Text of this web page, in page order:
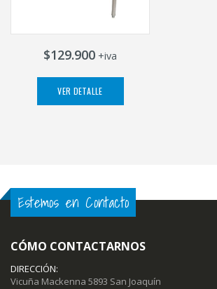
$129.900 +iva
VER DETALLE
Estemos en Contacto
CÓMO CONTACTARNOS
DIRECCIÓN:
Vicuña Mackenna 5893 San Joaquín